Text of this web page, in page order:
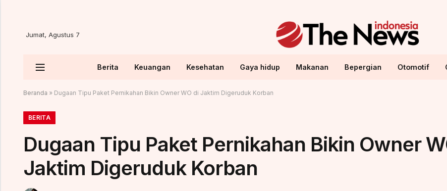
Jumat, Agustus 7
Berita Keuangan Kesehatan Gaya hidup Makanan Bepergian Otomotif
Beranda » Dugaan Tipu Paket Pernikahan Bikin Owner WO di Jaktim Digeruduk Korban
BERITA
Dugaan Tipu Paket Pernikahan Bikin Owner
Jaktim Digeruduk Korban